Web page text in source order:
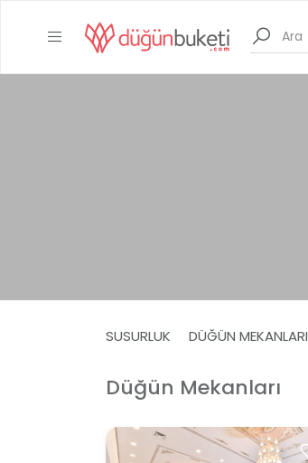
SUSURLUK DÜĞÜN MEKANLARI
Düğün Mekanları